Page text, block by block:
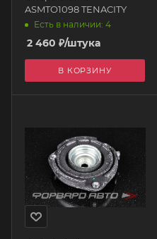
ASMTO1098 TENACITY
Есть в наличии: 4
2 460 ₽/штука
В КОРЗИНУ